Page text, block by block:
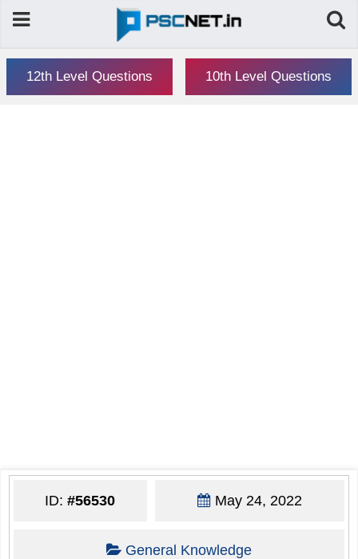
12th Level Questions 10th Level Questions
ID:#56530 May 24, 2022
General Knowledge